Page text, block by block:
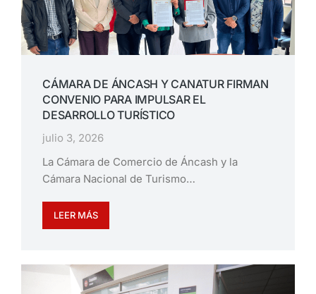
CÁMARA DE ÁNCASH Y CANATUR FIRMAN
CONVENIO PARA IMPULSAR EL
DESARROLLO TURÍSTICO
julio 3, 2026
La Cámara de Comercio de Áncash y la
Cámara Nacional de Turismo…
LEER MÁS